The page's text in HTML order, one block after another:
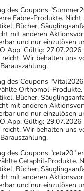
des Coupons
Fabre-Produkte.
Bücher,
mit anderen
und nur einzulösen
App. Gültig: 27.07.2026
Wir behalten uns
des Coupons
Orthomol-
Bücher,
mit anderen
und nur einzulösen
App. Gültig: 29.07.2026
Wir behalten uns
des Coupons "ceta20"
Cetaphil-Produkte.
Bücher,
mit anderen
und nur einzulösen